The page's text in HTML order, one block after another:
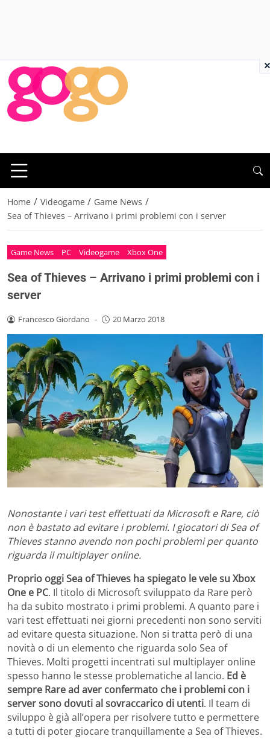
Home / Videogame / Game News /
Sea of Thieves – Arrivano i primi problemi con i server
Game News PC Videogame Xbox One
Sea of Thieves – Arrivano i primi problemi con i
server
Francesco Giordano - 20 Marzo 2018
Nonostante i vari test effettuati da Microsoft e Rare, ciò
non è bastato ad evitare i problemi. I giocatori di Sea of
Thieves stanno avendo non pochi problemi per quanto
riguarda il multiplayer online.
Proprio oggi Sea of Thieves ha spiegato le vele su Xbox
One e PC. Il titolo di Microsoft sviluppato da Rare però
ha da subito mostrato i primi problemi. A quanto pare i
vari test effettuati nei giorni precedenti non sono serviti
ad evitare questa situazione. Non si tratta però di una
novità o di un elemento che riguarda solo Sea of
Thieves. Molti progetti incentrati sul multiplayer online
spesso hanno le stesse problematiche al lancio. Ed è
sempre Rare ad aver confermato che i problemi con i
server sono dovuti al sovraccarico di utenti. Il team di
sviluppo è già all’opera per risolvere tutto e permettere
a tutti di poter giocare tranquillamente a Sea of Thieves.
×